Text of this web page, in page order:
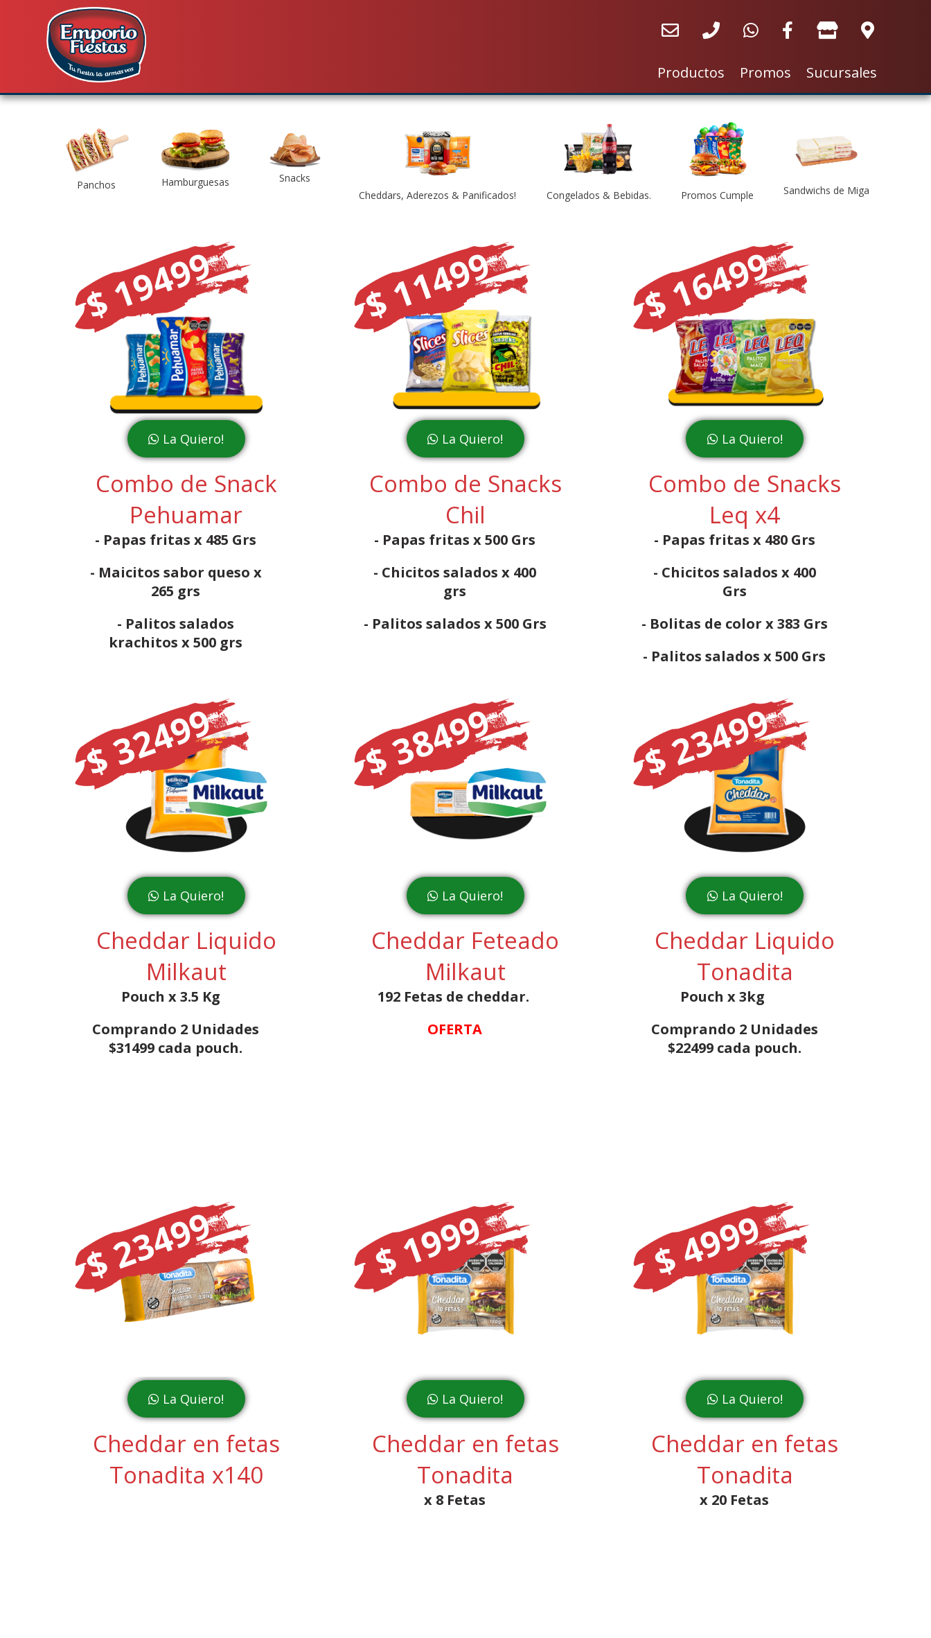
×
Promos
Sucursales
Productos Promos Sucursales
Panchos Hamburguesas
Snacks
Cheddars, Aderezos & Panificados!
Congelados & Bebidas. Promos Cumple Sandwichs de Miga
$ 19499
La Quiero!
Combo de Snack
Pehuamar
- Papas fritas x 485 Grs
- Maicitos sabor queso x
265 grs
- Palitos salados
krachitos x 500 grs
$ 11499
La Quiero!
Combo de Snacks
Chil
- Papas fritas x 500 Grs
- Chicitos salados x 400
grs
- Palitos salados x 500 Grs
$ 16499
La Quiero!
Combo de Snacks
Leq x4
- Papas fritas x 480 Grs
- Chicitos salados x 400
Grs
- Bolitas de color x 383 Grs
- Palitos salados x 500 Grs
$ 32499
La Quiero!
Cheddar Liquido
Milkaut
Pouch x 3.5 Kg
Comprando 2 Unidades
$31499 cada pouch.
$ 38499
La Quiero!
Cheddar Feteado
Milkaut
192 Fetas de cheddar.
OFERTA
$ 23499
La Quiero!
Cheddar Liquido
Tonadita
Pouch x 3kg
Comprando 2 Unidades
$22499 cada pouch.
$ 23499
La Quiero!
Cheddar en fetas
Tonadita x140
$ 1999
La Quiero!
Cheddar en fetas
Tonadita
x 8 Fetas
$ 4999
La Quiero!
Cheddar en fetas
Tonadita
x 20 Fetas